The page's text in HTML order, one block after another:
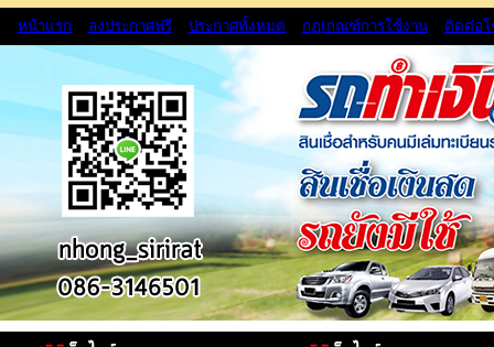
หน้าแรก ลงประกาศฟรี ประกาศทั้งหมด กฏเกณฑ์การใช้งาน ติดต่อ